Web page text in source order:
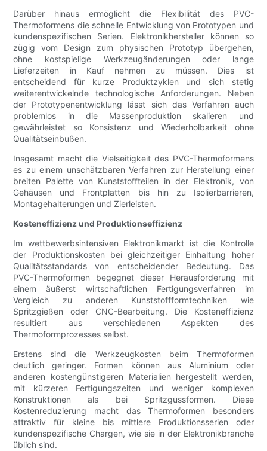
Darüber hinaus ermöglicht die Flexibilität des PVC-
Thermoformens die schnelle Entwicklung von Prototypen und
kundenspezifischen Serien. Elektronikhersteller können so
zügig vom Design zum physischen Prototyp übergehen,
ohne kostspielige Werkzeugänderungen oder lange
Lieferzeiten in Kauf nehmen zu müssen. Dies ist
entscheidend für kurze Produktzyklen und sich stetig
weiterentwickelnde technologische Anforderungen. Neben
der Prototypenentwicklung lässt sich das Verfahren auch
problemlos in die Massenproduktion skalieren und
gewährleistet so Konsistenz und Wiederholbarkeit ohne
Qualitätseinbußen.
Insgesamt macht die Vielseitigkeit des PVC-Thermoformens
es zu einem unschätzbaren Verfahren zur Herstellung einer
breiten Palette von Kunststoffteilen in der Elektronik, von
Gehäusen und Frontplatten bis hin zu Isolierbarrieren,
Montagehalterungen und Zierleisten.
Kosteneffizienz und Produktionseffizienz
Im wettbewerbsintensiven Elektronikmarkt ist die Kontrolle
der Produktionskosten bei gleichzeitiger Einhaltung hoher
Qualitätsstandards von entscheidender Bedeutung. Das
PVC-Thermoformen begegnet dieser Herausforderung mit
einem äußerst wirtschaftlichen Fertigungsverfahren im
Vergleich zu anderen Kunststoffformtechniken wie
Spritzgießen oder CNC-Bearbeitung. Die Kosteneffizienz
resultiert aus verschiedenen Aspekten des
Thermoformprozesses selbst.
Erstens sind die Werkzeugkosten beim Thermoformen
deutlich geringer. Formen können aus Aluminium oder
anderen kostengünstigeren Materialien hergestellt werden,
mit kürzeren Fertigungszeiten und weniger komplexen
Konstruktionen als bei Spritzgussformen. Diese
Kostenreduzierung macht das Thermoformen besonders
attraktiv für kleine bis mittlere Produktionsserien oder
kundenspezifische Chargen, wie sie in der Elektronikbranche
üblich sind.